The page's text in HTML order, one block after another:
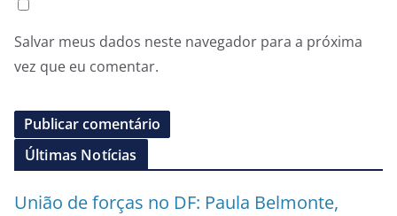
Salvar meus dados neste navegador para a próxima
vez que eu comentar.
Últimas Notícias
União de forças no DF: Paula Belmonte,